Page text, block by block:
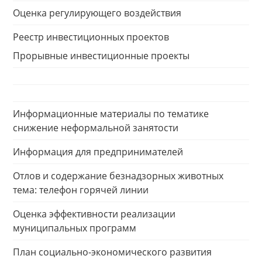
Оценка регулирующего воздействия
Реестр инвестиционных проектов
Прорывные инвестиционные проекты
Информационные материалы по тематике
снижение неформальной занятости
Информация для предпринимателей
Отлов и содержание безнадзорных животных
тема: телефон горячей линии
Оценка эффективности реализации
муниципальных программ
План социально-экономического развития